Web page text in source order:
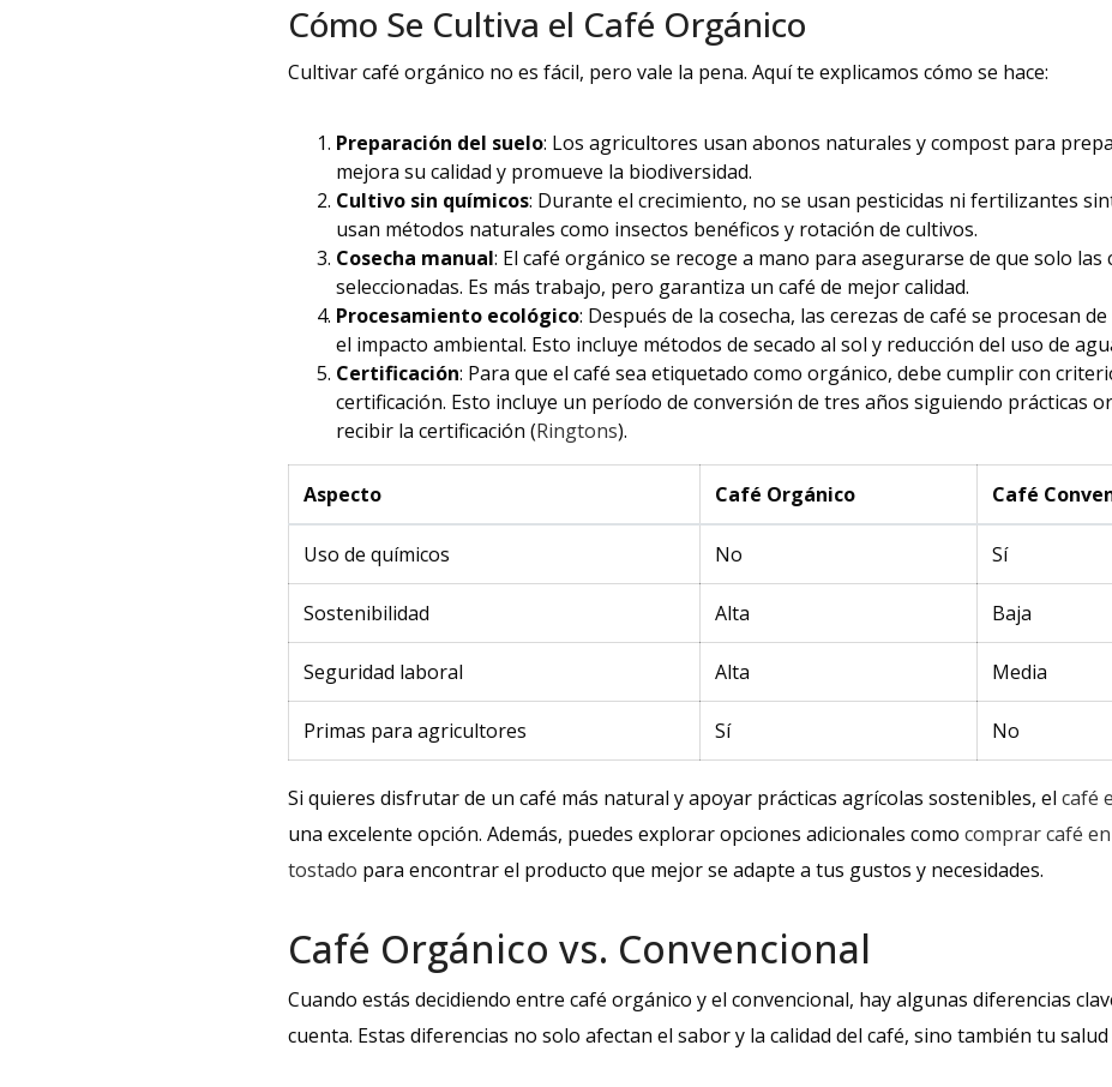
Cómo Se Cultiva el Café Orgánico
Cultivar café orgánico no es fácil, pero vale la pena. Aquí te explicamos cómo se hace:
Preparación del suelo: Los agricultores usan abonos naturales y compost para
mejora su calidad y promueve la biodiversidad.
Cultivo sin químicos: Durante el crecimiento, no se usan pesticidas ni fertilizantes
usan métodos naturales como insectos benéficos y rotación de cultivos.
Cosecha manual: El café orgánico se recoge a mano para asegurarse de que solo las
seleccionadas. Es más trabajo, pero garantiza un café de mejor calidad.
Procesamiento ecológico: Después de la cosecha, las cerezas de café se procesan
el impacto ambiental. Esto incluye métodos de secado al sol y reducción del uso de
Certificación: Para que el café sea etiquetado como orgánico, debe cumplir con
certificación. Esto incluye un período de conversión de tres años siguiendo prácticas
recibir la certificación (Ringtons).
Aspecto Café Orgánico Café
Uso de químicos No Sí
Sostenibilidad Alta Baja
Seguridad laboral Alta Media
Primas para agricultores Sí No
Si quieres disfrutar de un café más natural y apoyar prácticas agrícolas sostenibles, elcafé
una excelente opción. Además, puedes explorar opciones adicionales comocomprar café
tostado para encontrar el producto que mejor se adapte a tus gustos y necesidades.
Café Orgánico vs. Convencional
Cuando estás decidiendo entre café orgánico y el convencional, hay algunas diferencias
cuenta. Estas diferencias no solo afectan el sabor y la calidad del café, sino también tu